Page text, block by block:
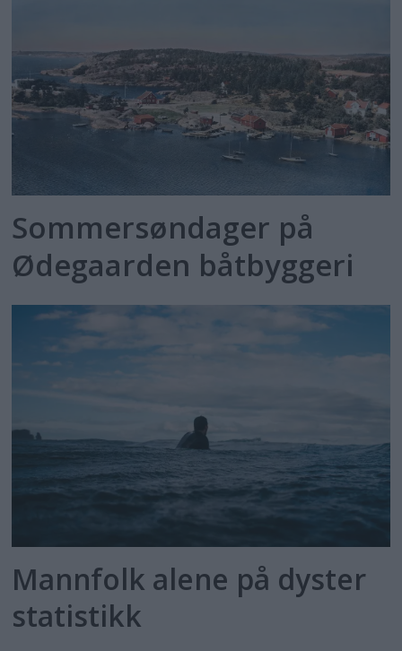
Sommersøndager på
Ødegaarden båtbyggeri
Mannfolk alene på dyster
statistikk